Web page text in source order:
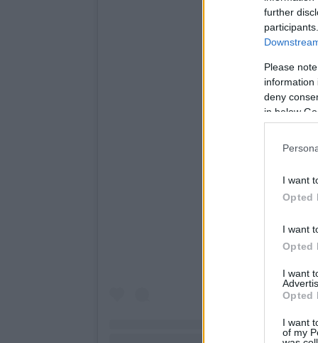
further
Please
information
deny
in below
I want
Opted
I want
Opted
I want
Opted
I want
of my